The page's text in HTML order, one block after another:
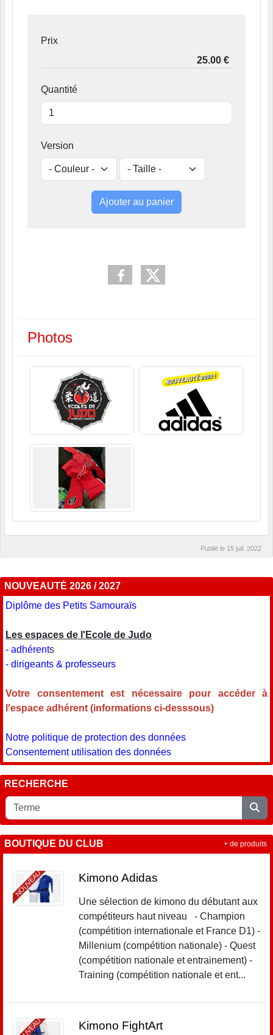
Prix
Quantité
Version
Ajouter au panier
Photos
Publié le 15 juil. 2022
NOUVEAUTÉ 2026 / 2027
Diplôme des Petits Samouraïs
Les espaces de l'Ecole de Judo
- adhérents
- dirigeants & professeurs
Votre consentement est nécessaire pour accéder à
l'espace adhérent (informations ci-desssous)
Notre politique de protection des données
Consentement utilisation des données
RECHERCHE
BOUTIQUE DU CLUB
NOUVEAU Kimono Adidas
Une sélection de kimono du débutant aux
compétiteurs haut niveau - Champion
(compétition internationale et France D1) -
Millenium (compétition nationale) - Quest
(compétition nationale et entrainement) -
Training (compétition nationale et ent...
Kimono FightArt
+ de produits